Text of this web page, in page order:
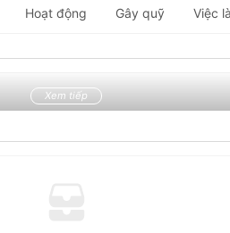
Hoạt động Gây quỹ Việc
Xem tiếp